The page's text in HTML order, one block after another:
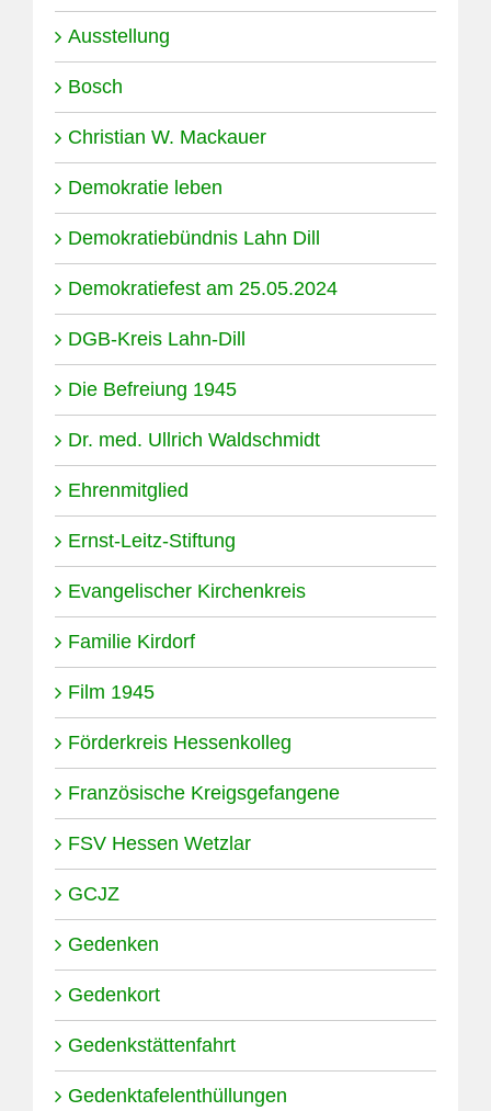
Ausstellung
Bosch
Christian W. Mackauer
Demokratie leben
Demokratiebündnis Lahn Dill
Demokratiefest am 25.05.2024
DGB-Kreis Lahn-Dill
Die Befreiung 1945
Dr. med. Ullrich Waldschmidt
Ehrenmitglied
Ernst-Leitz-Stiftung
Evangelischer Kirchenkreis
Familie Kirdorf
Film 1945
Förderkreis Hessenkolleg
Französische Kreigsgefangene
FSV Hessen Wetzlar
GCJZ
Gedenken
Gedenkort
Gedenkstättenfahrt
Gedenktafelenthüllungen